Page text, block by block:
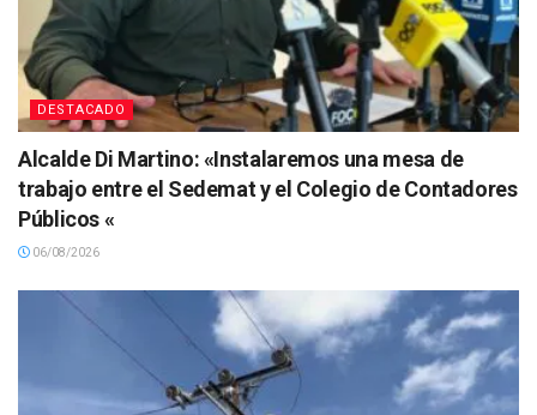
DESTACADO
Alcalde Di Martino: «Instalaremos una mesa de
trabajo entre el Sedemat y el Colegio de Contadores
Públicos «
06/08/2026